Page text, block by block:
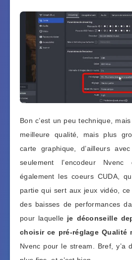
Bon c’est un peu technique,
meilleure qualité, mais plus
carte graphique, d’ailleurs
seulement l’encodeur
également les coeurs CUDA,
partie qui sert aux jeux vidéo,
des baisses de performances
pour laquelle je déconseille
choisir ce pré-réglage Qualité
Nvenc pour le stream. Bref, y’a